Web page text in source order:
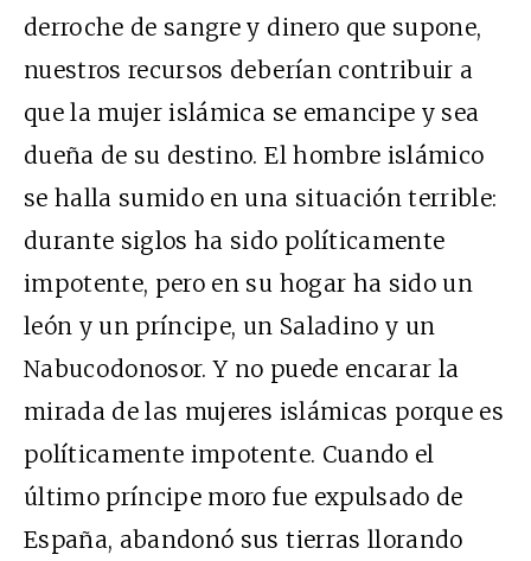
derroche de sangre y dinero que supone,
nuestros recursos deberían contribuir a
que la mujer islámica se emancipe y sea
dueña de su destino. El hombre islámico
se halla sumido en una situación terrible:
durante siglos ha sido políticamente
impotente, pero en su hogar ha sido un
león y un príncipe, un Saladino y un
Nabucodonosor. Y no puede encarar la
mirada de las mujeres islámicas porque es
políticamente impotente. Cuando el
último príncipe moro fue expulsado de
España, abandonó sus tierras llorando